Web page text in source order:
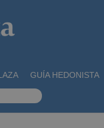
GUÍA HEDONISTA